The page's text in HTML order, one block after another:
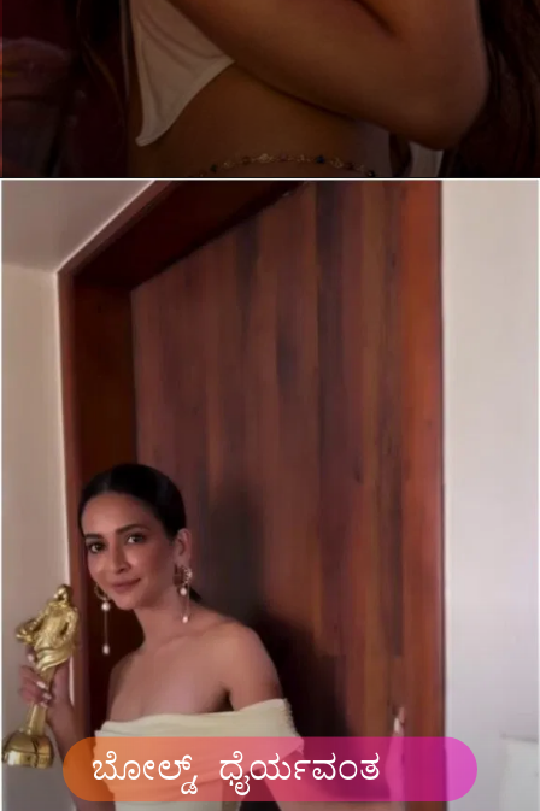
ಬೋಲ್ಡ್, ಧೈರ್ಯವಂತ